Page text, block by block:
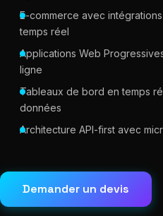
E-commerce avec
temps réel
Applications Web
ligne
Tableaux de bord en temps
données
Architecture API-first avec
Demander un devis